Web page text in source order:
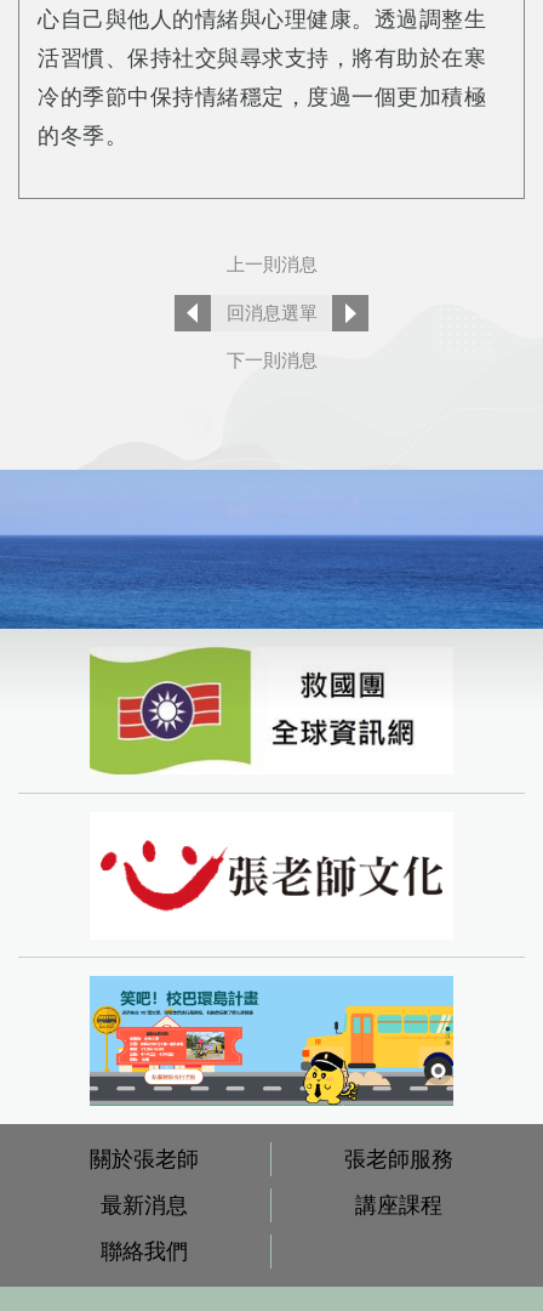
心自己與他人的情緒與心理健康。透過調整生
活習慣、保持社交與尋求支持，將有助於在寒
冷的季節中保持情緒穩定，度過一個更加積極
的冬季。
上一則消息
回消息選單
下一則消息
關於張老師
張老師服務
最新消息
講座課程
聯絡我們